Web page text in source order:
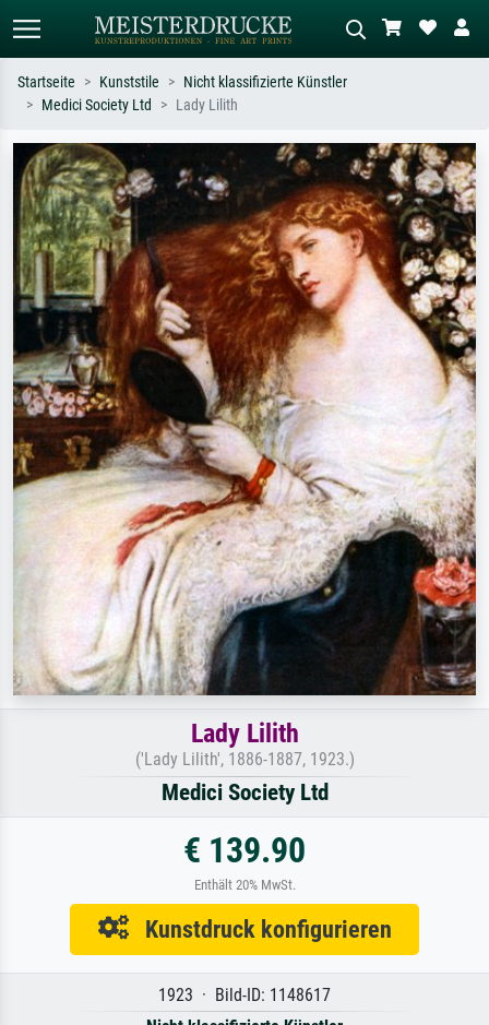
Suchen Sie nach Künstlern, Werktiteln
oder Stilen – z.B. Monet,
Sternennacht, Impressionismus, Welle
Hokusai, Akt.
Beschreiben Sie die Szene – z.B. Grüne
Wiese, Abstrakt mit viel Rot, Dunkles
Ölgemälde, Stehender Akt neben einem
Baum.
Startseite Kunststile
Nicht klassifizierte Künstler
Medici Society Ltd
Lady Lilith
Lady Lilith
('Lady Lilith', 1886-1887, 1923.)
Medici Society Ltd
€ 139.90
Enthält 20% MwSt.
Kunstdruck konfigurieren
1923 · Bild-ID: 1148617